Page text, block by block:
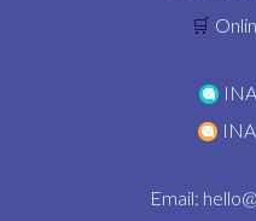
🛒
Email: